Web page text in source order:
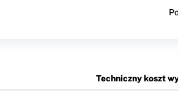
Techniczny koszt